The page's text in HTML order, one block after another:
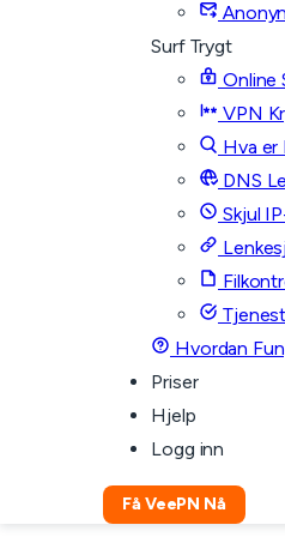
Surf Trygt
Online
VPN
Hva er
DNS
Skjul
Hvordan
Priser
Hjelp
Logg inn
Få VeePN Nå